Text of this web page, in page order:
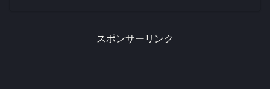
スポンサーリンク